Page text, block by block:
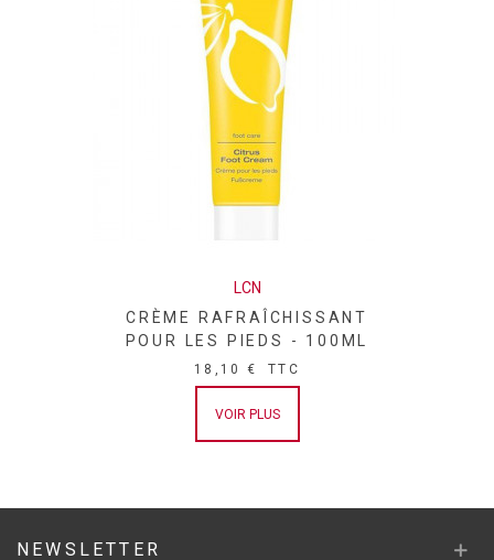
LCN
CRÈME RAFRAÎCHISSANT
POUR LES PIEDS - 100ML
18,10 € TTC
VOIR PLUS
NEWSLETTER